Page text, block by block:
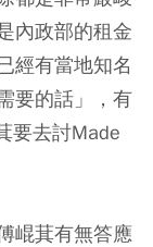
內政部的租金
經有當地知名
要的話」，有
要去討Made
崐萁有無答應